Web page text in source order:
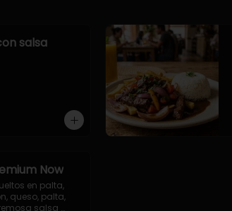
salsa
Now
en palta,
queso, palta,
salsa